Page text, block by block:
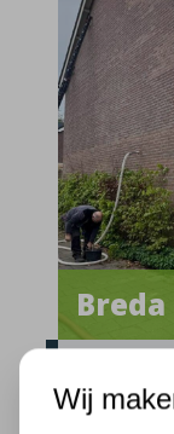
Breda
Wij